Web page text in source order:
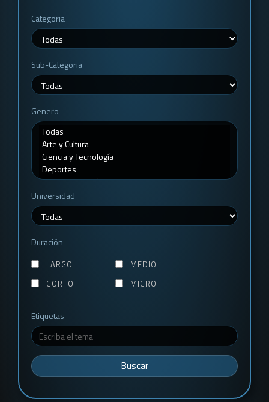
Categoria
Sub-Categoria
Genero
Universidad
Duración
LARGO
MEDIO
CORTO
MICRO
Etiquetas
Buscar